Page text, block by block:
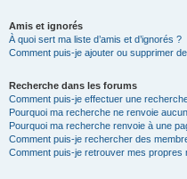
Amis et ignorés
À quoi sert ma liste d’amis et d’ignorés ?
Comment puis-je ajouter ou supprimer
Recherche dans les forums
Comment puis-je effectuer une
Pourquoi ma recherche ne renvoie
Pourquoi ma recherche renvoie à une
Comment puis-je rechercher des
Comment puis-je retrouver mes propres